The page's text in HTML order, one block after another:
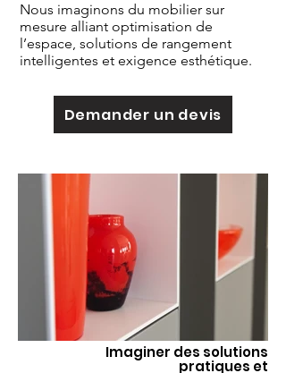
Nous imaginons du mobilier sur
mesure alliant optimisation de
l’espace, solutions de rangement
intelligentes et exigence esthétique.
Demander un devis
Imaginer des solutions
pratiques et